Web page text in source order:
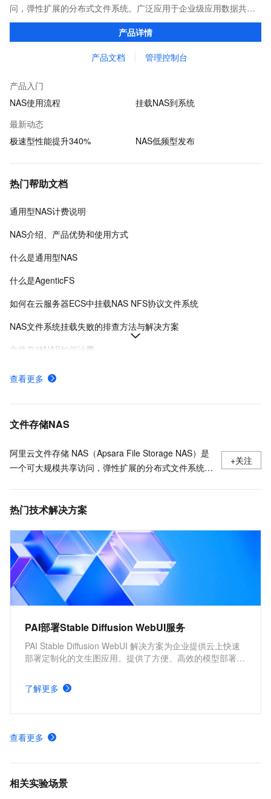
问，弹性扩展的分布式文件系统。广泛应用于企业级应用数据共
享、容器数据存储、AI 机器学习、Web 服务和内容管理、应用程序
开发和测试、媒体和娱乐工作流等场景。
产品详情
产品文档 管理控制台
产品入门
NAS使用流程
挂载NAS到系统
最新动态
极速型性能提升340%
NAS低频型发布
热门帮助文档
通用型NAS计费说明
NAS介绍、产品优势和使用方式
什么是通用型NAS
什么是AgenticFS
如何在云服务器ECS中挂载NAS NFS协议文件系统
NAS文件系统挂载失败的排查方法与解决方案
文件存储NAS如何计费
如何选择阿里云NAS和CPFS文件系统
创建NAS分布式文件系统
查看更多
文件存储NAS
阿里云文件存储 NAS（Apsara File Storage NAS）是
一个可大规模共享访问，弹性扩展的分布式文件系统。
试、媒体和娱乐工作流、数据库备份等场景。
+关注
热门技术解决方案
PAI部署Stable Diffusion WebUI服务
PAI Stable Diffusion WebUI 解决方案为企业提供云上快速
部署定制化的文生图应用。提供了方便、高效的模型部署产
数。具有分钟级部署上线，方便快捷、开箱即用，多版本部
署方案，参数可定制化调整的优势。
了解更多
查看更多
相关实验场景